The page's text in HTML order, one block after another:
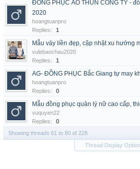
ĐỒNG PHỤC ÁO THUN CÔNG TY -
2020
hoangtuanpro
Replies:
1
Mẫu váy liền đẹp, cập nhật xu hướng
vulebaochau2020
Replies:
1
AG- ĐỒNG PHỤC Bắc Giang tự may
hoangtuanpro
Replies:
0
Mẫu đồng phục quản lý nữ cao cấp,
vuquyen22
Replies:
0
Showing threads 61 to 80 of 228
Thread Display